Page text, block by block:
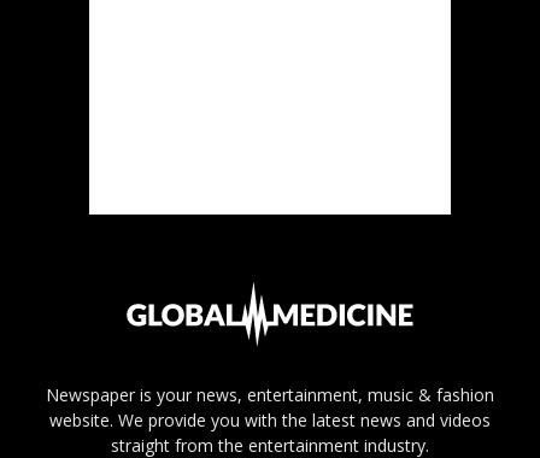
Newspaper is your news, entertainment, music & fashion
website. We provide you with the latest news and videos
straight from the entertainment industry.